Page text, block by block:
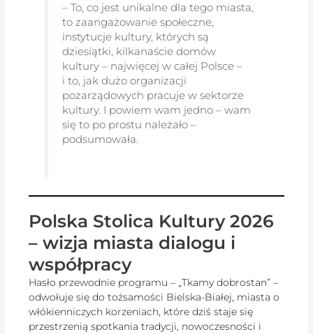
– To, co jest unikalne dla tego miasta,
to zaangażowanie społeczne,
instytucje kultury, których są
dziesiątki, kilkanaście domów
kultury – najwięcej w całej Polsce –
i to, jak dużo organizacji
pozarządowych pracuje w sektorze
kultury. I powiem wam jedno – wam
się to po prostu należało –
podsumowała.
Polska Stolica Kultury 2026
– wizja miasta dialogu i
współpracy
Hasło przewodnie programu – „Tkamy dobrostan” –
odwołuje się do tożsamości Bielska-Białej, miasta o
włókienniczych korzeniach, które dziś staje się
przestrzenią spotkania tradycji, nowoczesności i